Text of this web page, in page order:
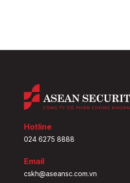
Hotline
024 6275 8888
Email
cskh@aseansc.com.vn